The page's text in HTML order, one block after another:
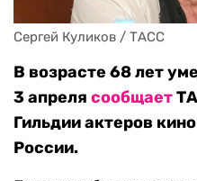
Сергей Куликов / ТАСС
В возрасте 68 лет
3 апреля сообщает
Гильдии актеров
России.